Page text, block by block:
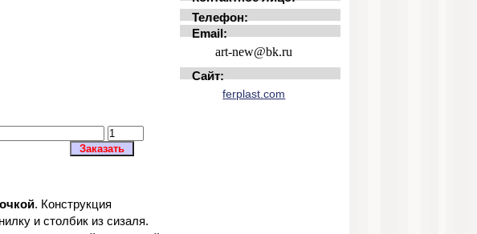
. Конструкция
и столбик из сизаля.
Телефон:
Email:
art-new@bk.ru
Сайт:
ferplast.com